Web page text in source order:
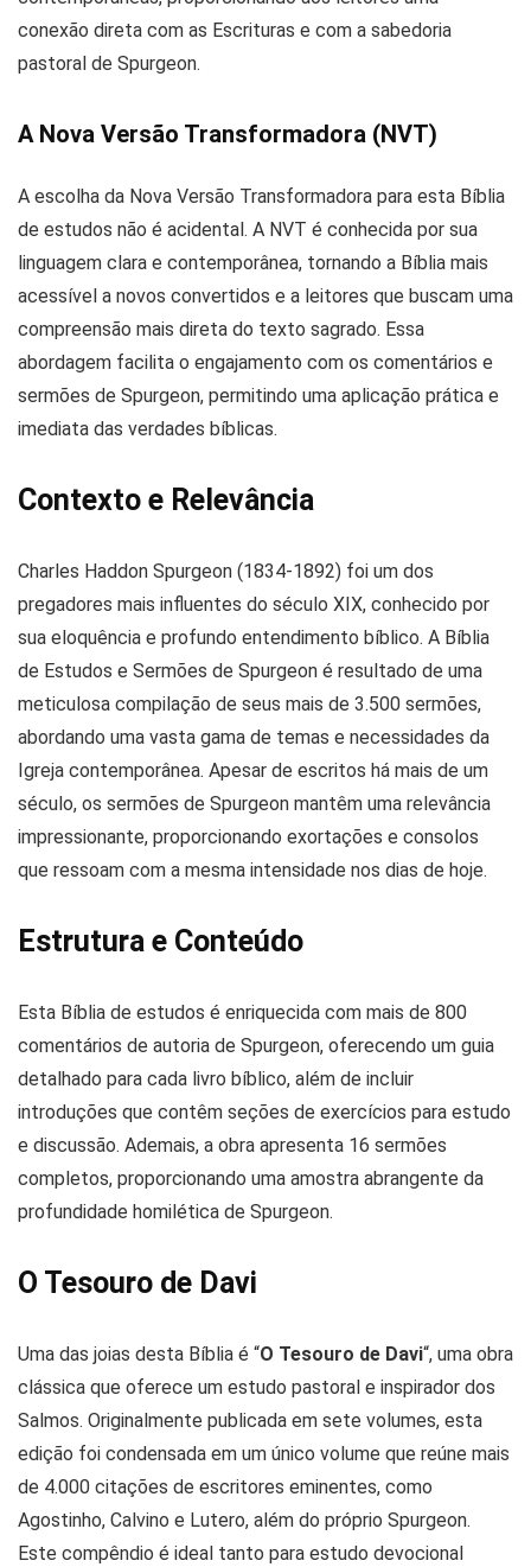
conexão direta com as Escrituras e com a sabedoria
pastoral de Spurgeon.
A Nova Versão Transformadora (NVT)
A escolha da Nova Versão Transformadora para esta Bíblia
de estudos não é acidental. A NVT é conhecida por sua
linguagem clara e contemporânea, tornando a Bíblia mais
acessível a novos convertidos e a leitores que buscam uma
compreensão mais direta do texto sagrado. Essa
abordagem facilita o engajamento com os comentários e
sermões de Spurgeon, permitindo uma aplicação prática e
imediata das verdades bíblicas.
Contexto e Relevância
Charles Haddon Spurgeon (1834-1892) foi um dos
pregadores mais influentes do século XIX, conhecido por
sua eloquência e profundo entendimento bíblico. A Bíblia
de Estudos e Sermões de Spurgeon é resultado de uma
meticulosa compilação de seus mais de 3.500 sermões,
abordando uma vasta gama de temas e necessidades da
Igreja contemporânea. Apesar de escritos há mais de um
século, os sermões de Spurgeon mantêm uma relevância
impressionante, proporcionando exortações e consolos
que ressoam com a mesma intensidade nos dias de hoje​​.
Estrutura e Conteúdo
Esta Bíblia de estudos é enriquecida com mais de 800
comentários de autoria de Spurgeon, oferecendo um guia
detalhado para cada livro bíblico, além de incluir
introduções que contêm seções de exercícios para estudo
e discussão. Ademais, a obra apresenta 16 sermões
completos, proporcionando uma amostra abrangente da
profundidade homilética de Spurgeon.
O Tesouro de Davi
Uma das joias desta Bíblia é “O Tesouro de Davi“, uma obra
clássica que oferece um estudo pastoral e inspirador dos
Salmos. Originalmente publicada em sete volumes, esta
edição foi condensada em um único volume que reúne mais
de 4.000 citações de escritores eminentes, como
Agostinho, Calvino e Lutero, além do próprio Spurgeon.
Este compêndio é ideal tanto para estudo devocional